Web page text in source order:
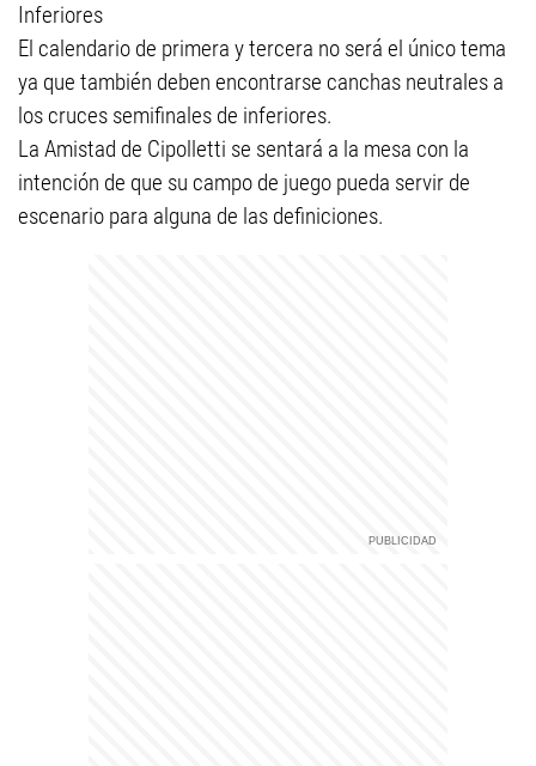
Inferiores
El calendario de primera y tercera no será el único tema
ya que también deben encontrarse canchas neutrales a
los cruces semifinales de inferiores.
La Amistad de Cipolletti se sentará a la mesa con la
intención de que su campo de juego pueda servir de
escenario para alguna de las definiciones.